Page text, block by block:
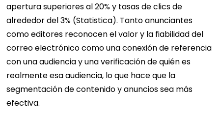
apertura superiores al 20% y tasas de clics de
alrededor del 3% (Statistica). Tanto anunciantes
como editores reconocen el valor y la fiabilidad del
correo electrónico como una conexión de referencia
con una audiencia y una verificación de quién es
realmente esa audiencia, lo que hace que la
segmentación de contenido y anuncios sea más
efectiva.